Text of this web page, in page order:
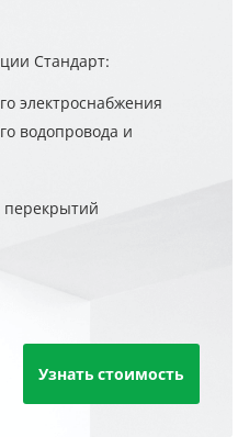
Стандарт:
электроснабжения
водопровода и
Узнать стоимость